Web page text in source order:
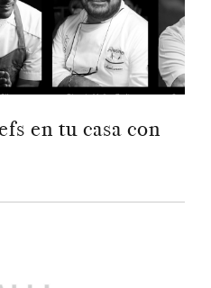
en tu casa con